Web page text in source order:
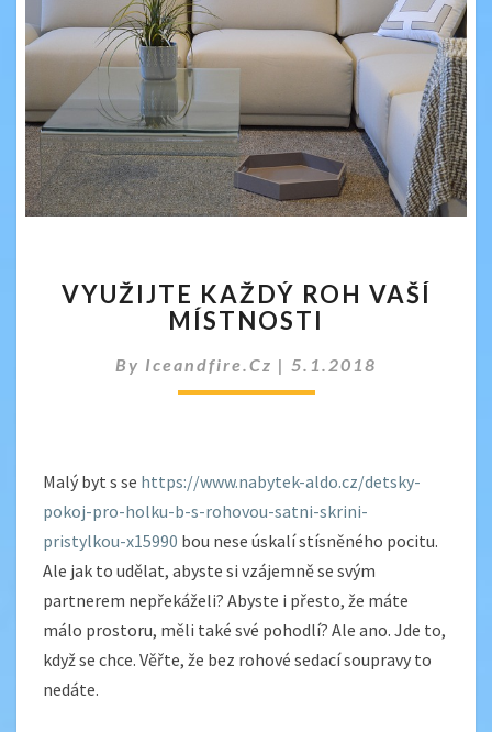
KAŽDÝ
ROH
MÍSTNOSTI
VYUŽIJTE KAŽDÝ ROH VAŠÍ
MÍSTNOSTI
By Iceandfire.cz | 5.1.2018
Malý byt s se https://www.nabytek-aldo.cz/detsky-
pokoj-pro-holku-b-s-rohovou-satni-skrini-
pristylkou-x15990 bou nese úskalí stísněného pocitu.
Ale jak to udělat, abyste si vzájemně se svým
partnerem nepřekáželi? Abyste i přesto, že máte
málo prostoru, měli také své pohodlí? Ale ano. Jde to,
když se chce. Věřte, že bez rohové sedací soupravy to
nedáte.